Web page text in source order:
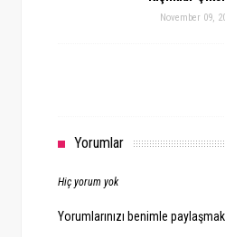
November 09,
Yorumlar
Hiç yorum yok
Yorumlarınızı benimle